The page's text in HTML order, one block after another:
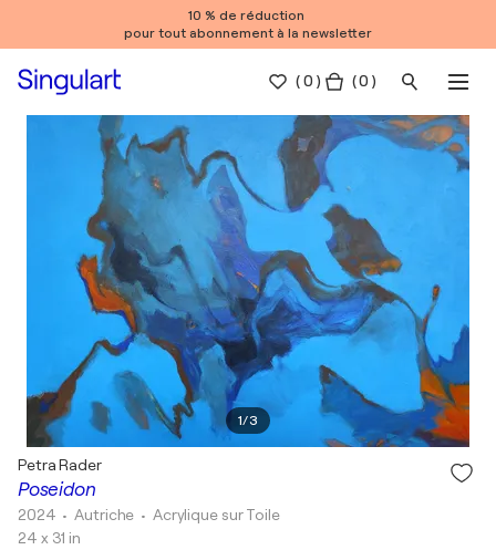
10 % de réduction
pour tout abonnement à la newsletter
(0 ) ( 0 )
1/3
Poseidon
Petra Rader
2024 • Autriche • Acrylique sur Toile
24 x 31 in